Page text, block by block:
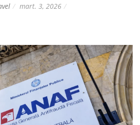
mart. 3, 2026